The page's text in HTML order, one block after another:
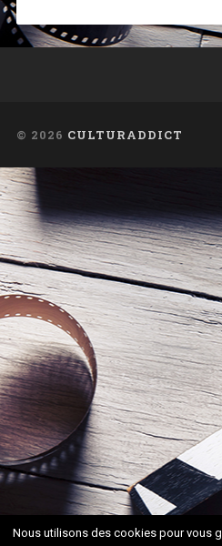
© 2026 CULTURADDICT
Nous utilisons des cookies pour vous